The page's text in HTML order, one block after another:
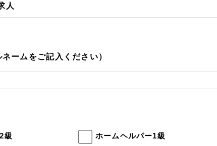
人
ームをご記入ください）
級 ホームヘルパー1級